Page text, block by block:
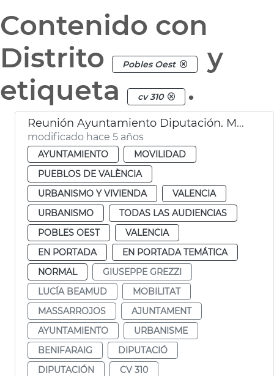
Contenido con
Distrito
Pobles Oest
y
etiqueta
cv 310 .
Reunión Ayuntamiento Diputación. Massarrojos y Benifaraig
modificado hace 5 años
AYUNTAMIENTO
MOVILIDAD
PUEBLOS DE VALÈNCIA
URBANISMO Y VIVIENDA
VALENCIA
URBANISMO
TODAS LAS AUDIENCIAS
POBLES OEST
VALENCIA
EN PORTADA
EN PORTADA TEMÁTICA
NORMAL
GIUSEPPE GREZZI
LUCÍA BEAMUD
MOBILITAT
MASSARROJOS
AJUNTAMENT
AYUNTAMIENTO
URBANISME
BENIFARAIG
DIPUTACIÓ
DIPUTACIÓN
CV 310